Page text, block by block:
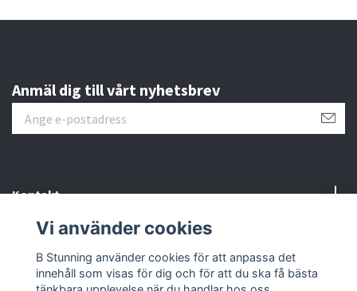
Anmäl dig till vårt nyhetsbrev
Kontakt
Information
Sociala medier
Vi använder cookies
B Stunning använder cookies för att anpassa det
innehåll som visas för dig och för att du ska få bästa